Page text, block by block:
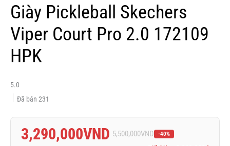
Giày Pickleball Skechers
Viper Court Pro 2.0 172109
HPK
5.0
Đã bán 231
5,500,000VND
3,290,000VND -40%